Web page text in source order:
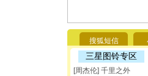
搜狐短信
三星图铃专区
[周杰伦] 千里之外